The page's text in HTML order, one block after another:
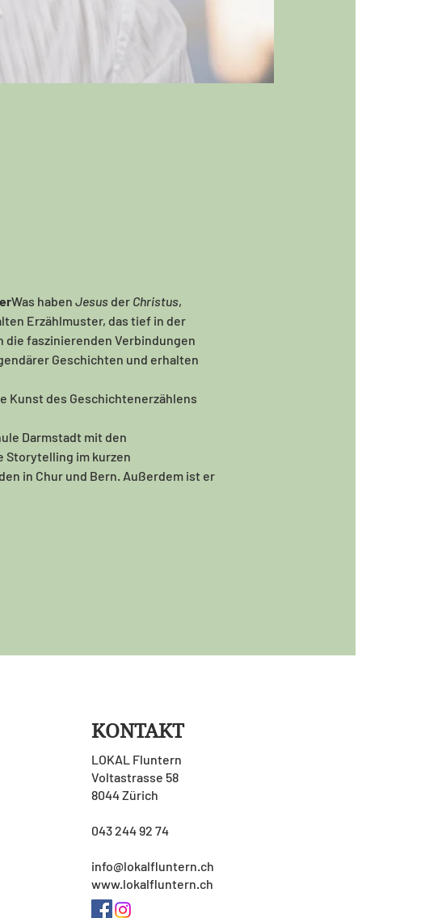
Was haben Jesus der Christus,
Erzählmuster, das tief in der
die faszinierenden Verbindungen
Geschichten und erhalten
Kunst des Geschichtenerzählens
Darmstadt mit den
Storytelling im kurzen
in Chur und Bern. Außerdem ist er
KONTAKT
LOKAL Fluntern
Voltastrasse 58
8044 Zürich
043 244 92 74
info@lokalfluntern.ch
www.lokalfluntern.ch